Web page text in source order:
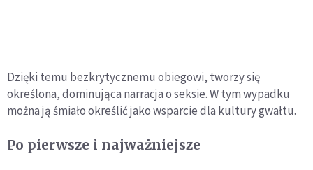
Dzięki temu bezkrytycznemu obiegowi, tworzy się
określona, dominująca narracja o seksie. W tym wypadku
można ją śmiało określić jako wsparcie dla kultury gwałtu.
Po pierwsze i najważniejsze